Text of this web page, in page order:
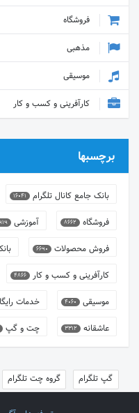
فروشگاه
مذهبی
موسیقی
کارآفرینی و کسب و کار
برچسبها
بانک جامع کانال تلگرام 16041
فروشگاه 8662 آموزشی
فروش محصولات 6690
کارآفرینی و کسب و کار 4866
موسیقی 4060 خدمات
عاشقانه 3312 چت و گپ
گپ تلگرام گروه چت تلگرام